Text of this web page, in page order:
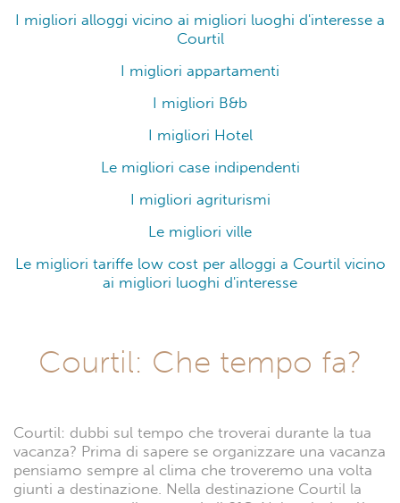
I migliori alloggi vicino ai migliori luoghi d'interesse a
Courtil
I migliori appartamenti
I migliori B&b
I migliori Hotel
Le migliori case indipendenti
I migliori agriturismi
Le migliori ville
Le migliori tariffe low cost per alloggi a Courtil vicino
ai migliori luoghi d'interesse
Courtil: Che tempo fa?
Courtil: dubbi sul tempo che troverai durante la tua
vacanza? Prima di sapere se organizzare una vacanza
pensiamo sempre al clima che troveremo una volta
giunti a destinazione. Nella destinazione Courtil la